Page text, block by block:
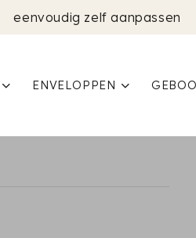
eenvoudig zelf aanpassen
ENVELOPPEN